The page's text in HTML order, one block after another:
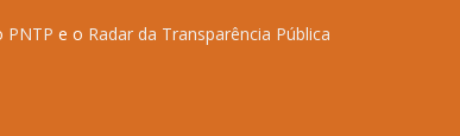
PNTP e o Radar da Transparência Pública